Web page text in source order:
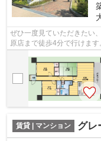
ぜひ一度見ていただきたい
原店まで徒歩4分で行けま
賃貸 | マンション グレ